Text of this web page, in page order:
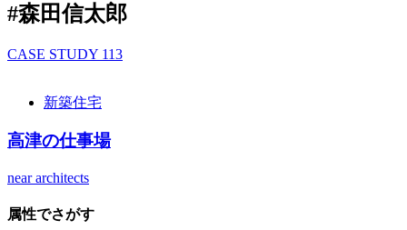
#森田信太郎
CASE STUDY 113
新築住宅
高津の仕事場
near architects
属性でさがす